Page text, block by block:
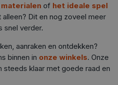
of het ideale spel
Dit en nog zoveel meer
snel verder.
aanraken en ontdekken?
binnen in onze winkels. Onze
klaar met goede raad en